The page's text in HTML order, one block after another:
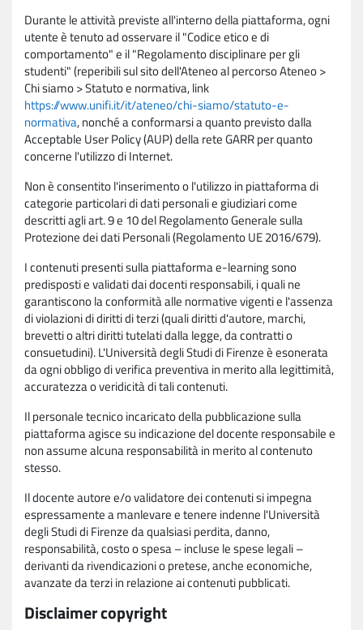
Durante le attività previste all'interno della piattaforma, ogni
utente è tenuto ad osservare il "Codice etico e di
comportamento" e il "Regolamento disciplinare per gli
studenti" (reperibili sul sito dell'Ateneo al percorso Ateneo >
Chi siamo > Statuto e normativa, link
https://www.unifi.it/it/ateneo/chi-siamo/statuto-e-
normativa, nonché a conformarsi a quanto previsto dalla
Acceptable User Policy (AUP) della rete GARR per quanto
concerne l'utilizzo di Internet.
Non è consentito l'inserimento o l'utilizzo in piattaforma di
categorie particolari di dati personali e giudiziari come
descritti agli art. 9 e 10 del Regolamento Generale sulla
Protezione dei dati Personali (Regolamento UE 2016/679).
I contenuti presenti sulla piattaforma e-learning sono
predisposti e validati dai docenti responsabili, i quali ne
garantiscono la conformità alle normative vigenti e l'assenza
di violazioni di diritti di terzi (quali diritti d'autore, marchi,
brevetti o altri diritti tutelati dalla legge, da contratti o
consuetudini). L'Università degli Studi di Firenze è esonerata
da ogni obbligo di verifica preventiva in merito alla legittimità,
accuratezza o veridicità di tali contenuti.
Il personale tecnico incaricato della pubblicazione sulla
piattaforma agisce su indicazione del docente responsabile e
non assume alcuna responsabilità in merito al contenuto
stesso.
Il docente autore e/o validatore dei contenuti si impegna
espressamente a manlevare e tenere indenne l'Università
degli Studi di Firenze da qualsiasi perdita, danno,
responsabilità, costo o spesa – incluse le spese legali –
derivanti da rivendicazioni o pretese, anche economiche,
avanzate da terzi in relazione ai contenuti pubblicati.
Disclaimer copyright